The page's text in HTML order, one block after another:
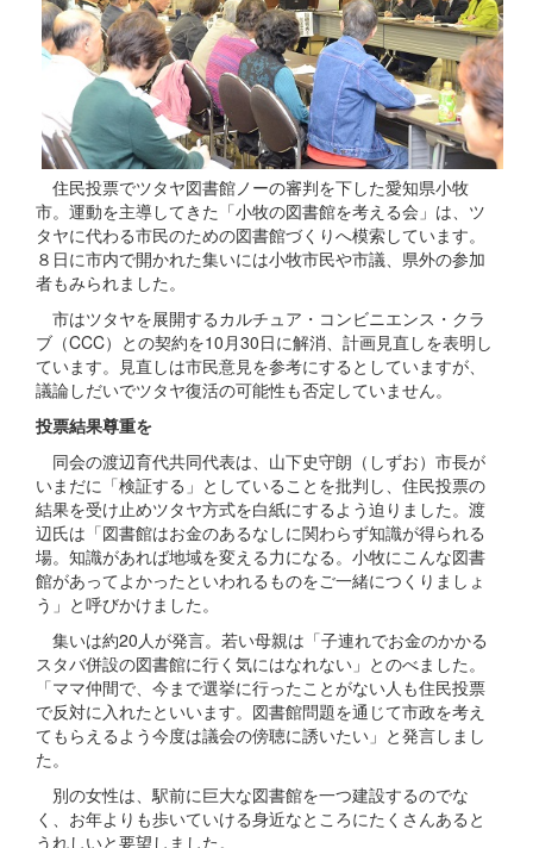
住民投票でツタヤ図書館ノーの審判を下した愛知県小牧
市。運動を主導してきた「小牧の図書館を考える会」は、ツ
タヤに代わる市民のための図書館づくりへ模索しています。
８日に市内で開かれた集いには小牧市民や市議、県外の参加
者もみられました。
市はツタヤを展開するカルチュア・コンビニエンス・クラ
ブ（CCC）との契約を10月30日に解消、計画見直しを表明し
ています。見直しは市民意見を参考にするとしていますが、
議論しだいでツタヤ復活の可能性も否定していません。
投票結果尊重を
同会の渡辺育代共同代表は、山下史守朗（しずお）市長が
いまだに「検証する」としていることを批判し、住民投票の
結果を受け止めツタヤ方式を白紙にするよう迫りました。渡
辺氏は「図書館はお金のあるなしに関わらず知識が得られる
場。知識があれば地域を変える力になる。小牧にこんな図書
館があってよかったといわれるものをご一緒につくりましょ
う」と呼びかけました。
集いは約20人が発言。若い母親は「子連れでお金のかかる
スタバ併設の図書館に行く気にはなれない」とのべました。
「ママ仲間で、今まで選挙に行ったことがない人も住民投票
で反対に入れたといいます。図書館問題を通じて市政を考え
てもらえるよう今度は議会の傍聴に誘いたい」と発言しまし
た。
別の女性は、駅前に巨大な図書館を一つ建設するのでな
く、お年よりも歩いていける身近なところにたくさんあると
うれしいと要望しました。